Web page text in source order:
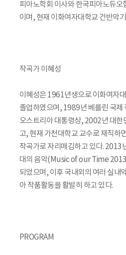
피아노학회 이사와 한국피아노듀오
이며, 현재 이화여자대학교 건반악
작곡가 이혜성
이혜성은 1961년생으로 이화여자
졸업하였으며, 1989년 베를린 국제
오스트리아 대통령상, 2002년 대한
고, 현재 가천대학교 교수로 재직하
작곡가로 자리매김하고 있다. 2013
대의 음악(Music of our Time
되었으며, 이후 국내외의 여러 실내
아 작품활동을 활발히 하고 있다.
PROGRAM